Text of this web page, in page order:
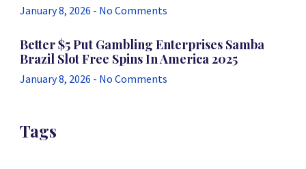
January 8, 2026 No Comments
Better $5 Put Gambling Enterprises Samba
Brazil Slot Free Spins In America 2025
January 8, 2026 No Comments
Tags